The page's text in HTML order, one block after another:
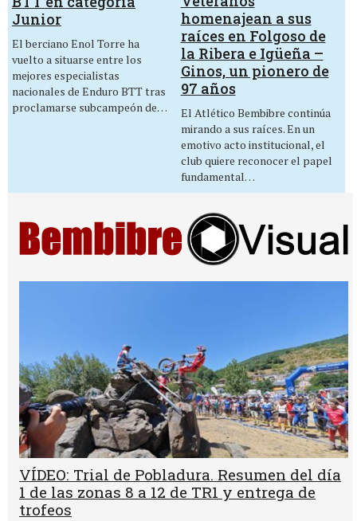
Junior
El berciano Enol Torre ha
vuelto a situarse entre los
mejores especialistas
nacionales de Enduro BTT tras
proclamarse subcampeón de…
homenajean a sus
raíces en Folgoso de
la Ribera e Igüeña –
Ginos, un pionero de
97 años
El Atlético Bembibre continúa
mirando a sus raíces. En un
emotivo acto institucional, el
club quiere reconocer el papel
fundamental…
VÍDEO: Trial de Pobladura. Resumen del día
1 de las zonas 8 a 12 de TR1 y entrega de
trofeos